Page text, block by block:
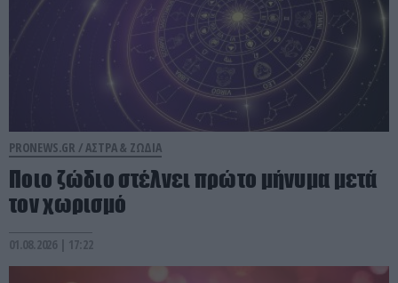
PRONEWS.GR /ΑΣΤΡΑ & ΖΩΔΙΑ
Ποιο ζώδιο στέλνει πρώτο μήνυμα μετά
τον χωρισμό
01.08.2026 | 17:22